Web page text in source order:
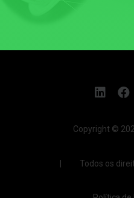
Copyright ©
| Todos os